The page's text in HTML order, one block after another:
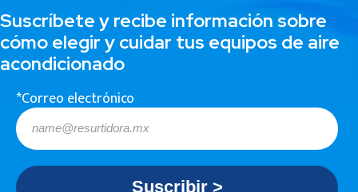
Suscríbete y recibe información sobre
cómo elegir y cuidar tus equipos de aire
acondicionado
*Correo electrónico